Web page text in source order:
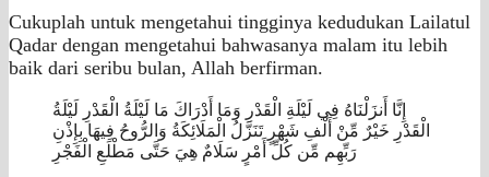
Cukuplah untuk mengetahui tingginya kedudukan Lailatul
Qadar dengan mengetahui bahwasanya malam itu lebih
baik dari seribu bulan, Allah berfirman.
إِنَّا أَنزَلْنَاهُ فِي لَيْلَةِ الْقَدْرِ وَمَا أَدْرَاكَ مَا لَيْلَةُ الْقَدْرِ لَيْلَةُ
الْقَدْرِ خَيْرٌ مِّنْ أَلْفِ شَهْرٍ تَنَزَّلُ الْمَلَائِكَةُ وَالرُّوحُ فِيهَا بِإِذْنِ
رَبِّهِم مِّن كُلِّ أَمْرٍ سَلَامٌ هِيَ حَتَّى مَطْلَعِ الْفَجْرِ